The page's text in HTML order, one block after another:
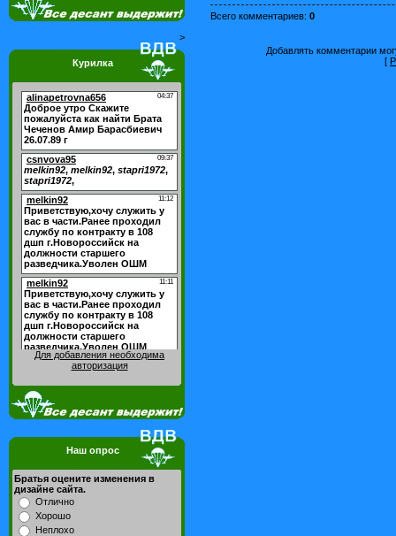
>
Курилка
Для добавления необходима
авторизация
Наш опрос
Братья оцените изменения в
дизайне сайта.
Отлично
Хорошо
Неплохо
Всего комментариев: 0
Добавлять комментарии
[